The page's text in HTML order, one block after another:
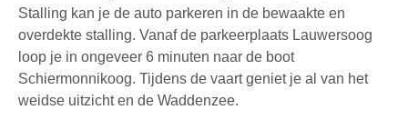
Stalling kan je de auto parkeren in de bewaakte en
overdekte stalling. Vanaf de parkeerplaats Lauwersoog
loop je in ongeveer 6 minuten naar de boot
Schiermonnikoog. Tijdens de vaart geniet je al van het
weidse uitzicht en de Waddenzee.